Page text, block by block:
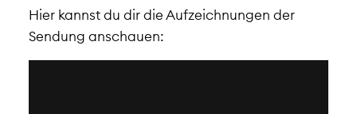
Hier kannst du dir die Aufzeichnungen der
Sendung anschauen: